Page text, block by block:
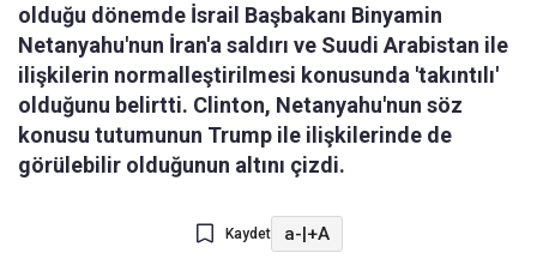
olduğu dönemde İsrail Başbakanı Binyamin
Netanyahu'nun İran'a saldırı ve Suudi Arabistan ile
ilişkilerin normalleştirilmesi konusunda 'takıntılı'
olduğunu belirtti. Clinton, Netanyahu'nun söz
konusu tutumunun Trump ile ilişkilerinde de
görülebilir olduğunun altını çizdi.
Kaydet a-|+A